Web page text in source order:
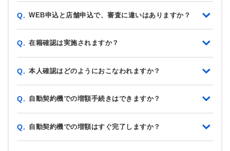
Q. WEB申込と店舗申込で、審査に違いはありますか？
Q. 在籍確認は実施されますか？
Q. 本人確認はどのようにおこなわれますか？
Q. 自動契約機での増額手続きはできますか？
Q. 自動契約機での増額はすぐ完了しますか？